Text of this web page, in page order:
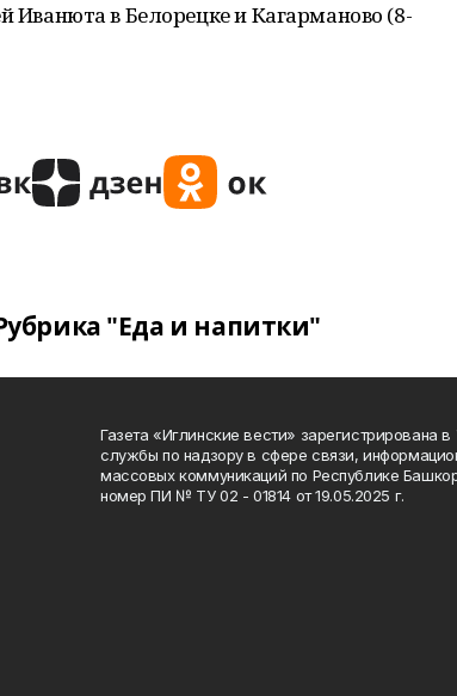
Иванюта в Белорецке и Кагарманово (8-
"Еда и напитки"
Газета «Иглинские вести» зарегистрирована
службы по надзору в сфере связи,
массовых коммуникаций по Республике
номер ПИ № ТУ 02 - 01814 от 19.05.2025 г.